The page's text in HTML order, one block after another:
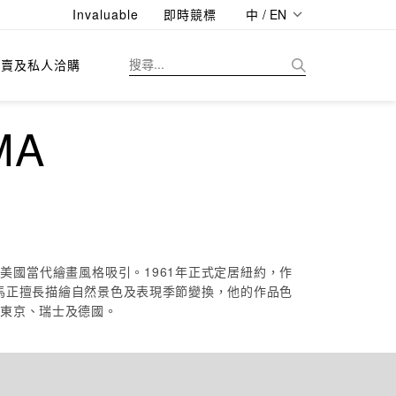
Invaluable 即時競標 中 / EN
及私人洽購
國當代繪畫風格吸引。1961年正式定居紐約，作
擅長描繪自然景色及表現季節變換，他的作品色
京、瑞士及德國。